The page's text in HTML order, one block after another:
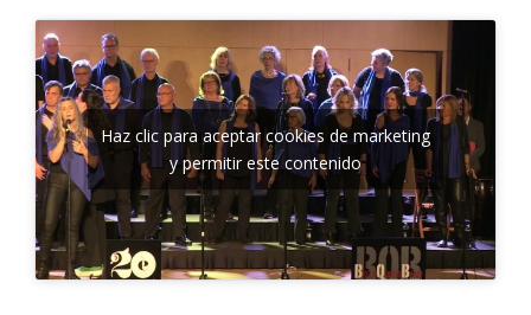
Haz clic para aceptar cookies de marketing
y permitir este contenido